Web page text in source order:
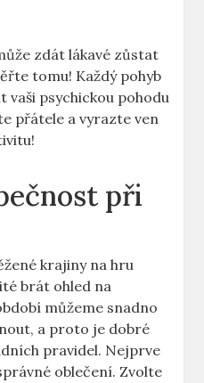
zdát ‌lákavé zůstat
tomu! Každý pohyb
psychickou pohodu
‍přátele a vyrazte ven
při
krajiny⁣ na hru
brát ohled na
můžeme snadno⁣
a proto je‌ dobré
pravidel. ⁢Nejprve
oblečení. ⁢Zvolte